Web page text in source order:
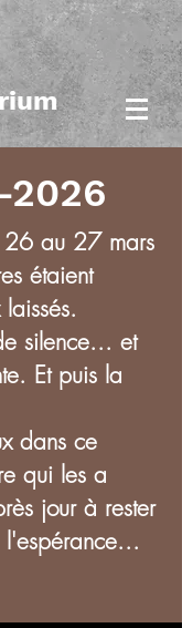
2026
26 au 27 mars
étaient
silence... et
Et puis la
dans ce
qui les a
jour à rester
l'espérance...